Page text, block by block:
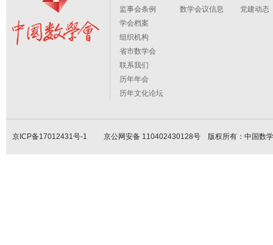
监事会条例
学会档案
组织机构
省市数学会
联系我们
历年年会
历年文化论坛
数学会议信息 党建动态
京ICP备17012431号-1 京公网安备 110402430128号 版权所有：中国